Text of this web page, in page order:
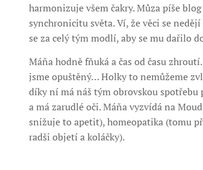
harmonizuje všem čakry. Můza píše
synchronicitu světa. Ví, že věci se
se za celý tým modlí, aby se mu dařilo
Máňa hodně fňuká a čas od času
jsme opuštěný… Holky to nemůžeme
díky ní má náš tým obrovskou spotřebu
a má zarudlé oči. Máňa vyzvídá na
snižuje to apetit), homeopatika (tomu
radši objetí a koláčky).